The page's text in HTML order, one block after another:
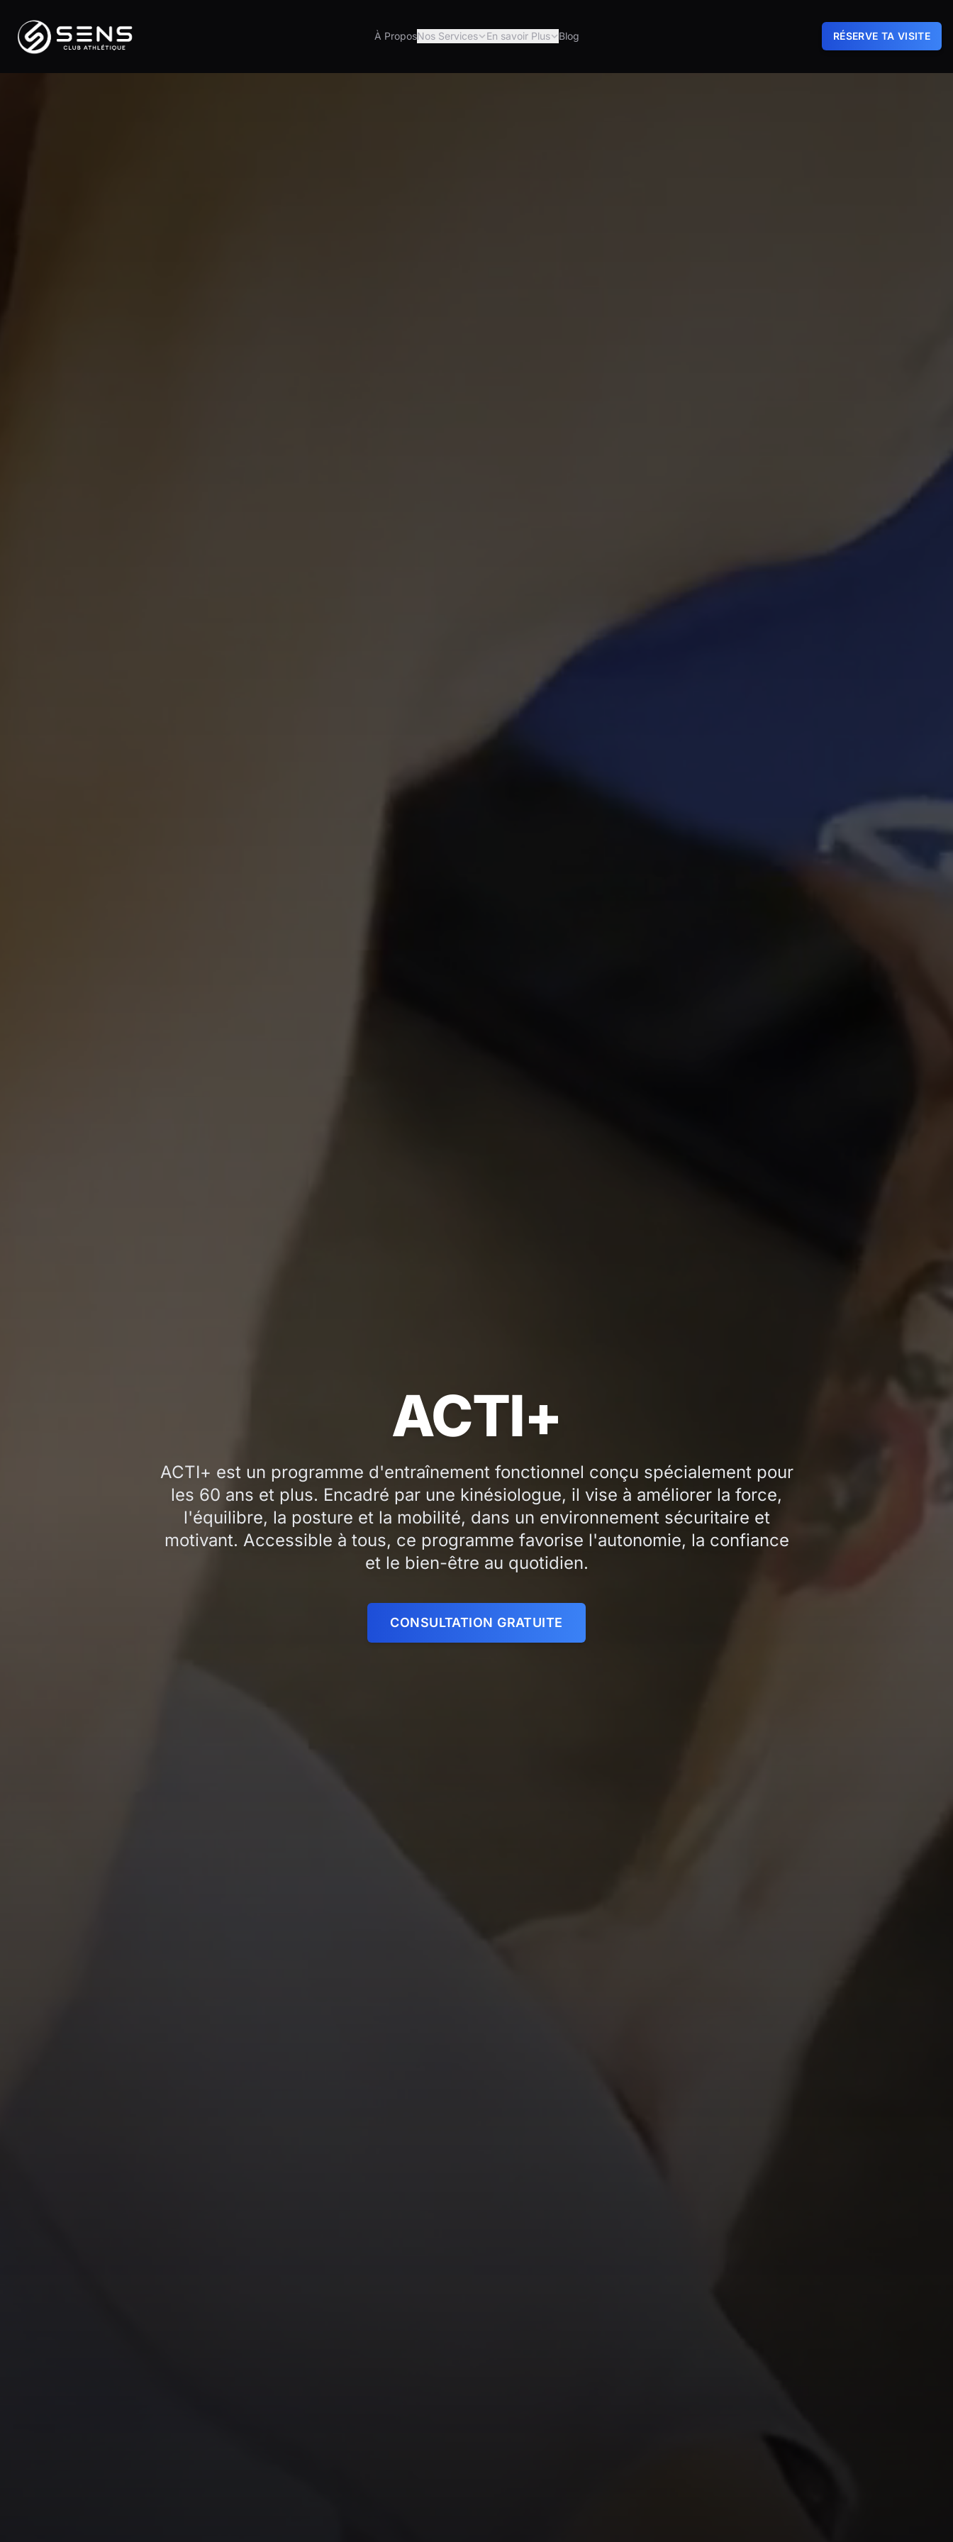
À ProposNos Services En savoir Plus Blog RÉSERVE TA VISITE
ACTI+
ACTI+ est un programme d'entraînement fonctionnel conçu spécialement pour
les 60 ans et plus. Encadré par une kinésiologue, il vise à améliorer la force,
l'équilibre, la posture et la mobilité, dans un environnement sécuritaire et
motivant. Accessible à tous, ce programme favorise l'autonomie, la confiance
et le bien-être au quotidien.
CONSULTATION GRATUITE